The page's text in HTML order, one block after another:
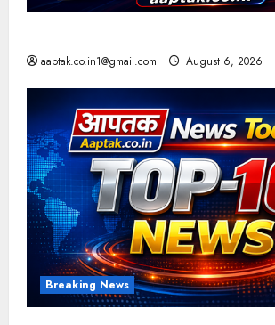
aaptak.co.in1@gmail.com August 6, 2026
Breaking News